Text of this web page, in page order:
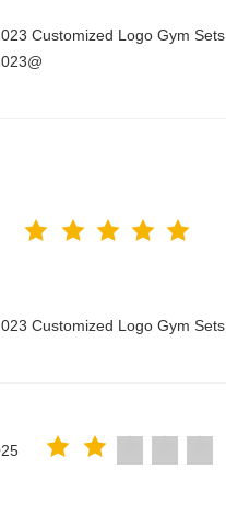
Customized Logo Gym Sets
Customized Logo Gym Sets